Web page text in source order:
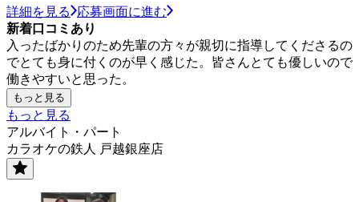
詳細を見る
応募画面に進む
新着口コミあり
入ったばかりのため先輩の方々が親切に指導してくださるの
でとても身に付くのが早く感じた。皆さんとても優しいので
働きやすいと思った。
もっと見る
もっと見る
アルバイト・パート
カラオケの鉄人 戸越銀座店